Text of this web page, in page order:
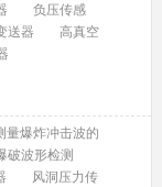
负压传感
送器
高真空
量爆炸冲击波的
破波形检测
风洞压力传